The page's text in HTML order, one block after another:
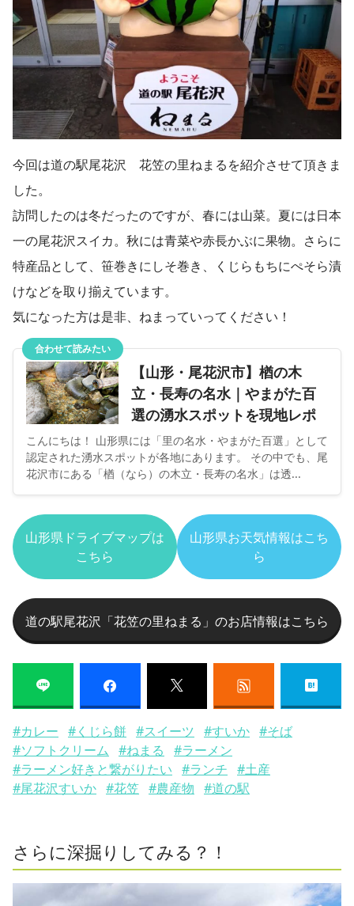
今回は道の駅尾花沢 花笠の里ねまるを紹介させて頂きま
した。
訪問したのは冬だったのですが、春には山菜。夏には日本
一の尾花沢スイカ。秋には青菜や赤長かぶに果物。さらに
特産品として、笹巻きにしそ巻き、くじらもちにぺそら漬
けなどを取り揃えています。
気になった方は是非、ねまっていってください！
合わせて読みたい
【山形・尾花沢市】楢の木
立・長寿の名水｜やまがた百
選の湧水スポットを現地レポ
こんにちは！ 山形県には「里の名水・やまがた百選」として
認定された湧水スポットが各地にあります。 その中でも、尾
花沢市にある「楢（なら）の木立・長寿の名水」は透...
山形県ドライブマップは
こちら
山形県お天気情報はこち
ら
道の駅尾花沢「花笠の里ねまる」のお店情報はこちら
#カレー #くじら餅 #スイーツ #すいか #そば
#ソフトクリーム #ねまる
#ラーメン
#ラーメン好きと繋がりたい #ランチ #土産
#尾花沢すいか #花笠 #農産物 #道の駅
さらに深掘りしてみる？！